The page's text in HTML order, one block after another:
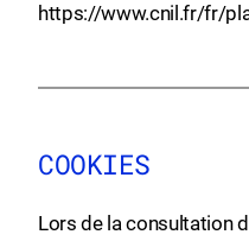
https://www.cnil.fr/fr/
COOKIES
Lors de la consultation